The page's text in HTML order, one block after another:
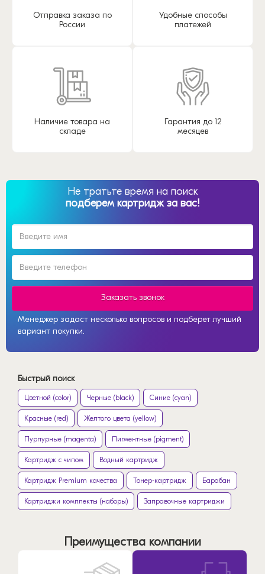
Отправка заказа по
России
Удобные способы
платежей
Наличие товара на
складе
Гарантия до 12
месяцев
Не тратьте время на поиск
подберем картридж за вас!
Заказать звонок
Менеджер задаст несколько вопросов и подберет лучший
вариант покупки.
Быстрый поиск
Цветной (color) Черные (black) Синие (cyan)
Красные (red) Желтого цвета (yellow)
Пурпурные (magenta) Пигментные (pigment)
Картридж с чипом Водный картридж
Картридж Premium качества Тонер-картридж Барабан
Картриджи комплекты (наборы) Заправочные картриджи
Преимущества компании